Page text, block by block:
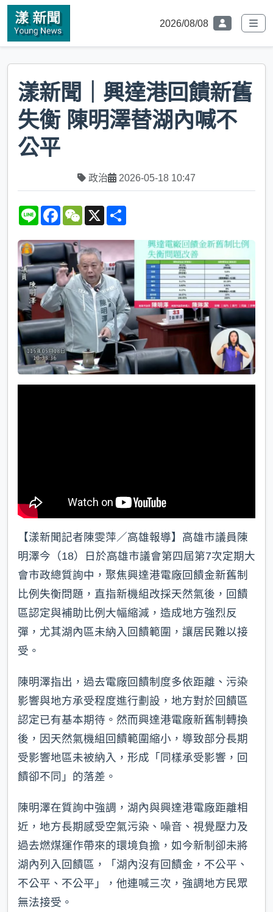
2026/08/08
漾新聞｜興達港回饋新舊
失衡 陳明澤替湖內喊不
公平
政治 2026-05-18 10:47
L
e
F
e
b
o
o
k
W
h
a
t
X
r
e
【漾新聞記者陳雯萍／高雄報導】高雄市議員陳
明澤今（18）日於高雄市議會第四屆第7次定期大
會市政總質詢中，聚焦興達港電廠回饋金新舊制
比例失衡問題，直指新機組改採天然氣後，回饋
區認定與補助比例大幅縮減，造成地方強烈反
彈，尤其湖內區未納入回饋範圍，讓居民難以接
受。
陳明澤指出，過去電廠回饋制度多依距離、污染
影響與地方承受程度進行劃設，地方對於回饋區
認定已有基本期待。然而興達港電廠新舊制轉換
後，因天然氣機組回饋範圍縮小，導致部分長期
受影響地區未被納入，形成「同樣承受影響，回
饋卻不同」的落差。
陳明澤在質詢中強調，湖內與興達港電廠距離相
近，地方長期感受空氣污染、噪音、視覺壓力及
過去燃煤運作帶來的環境負擔，如今新制卻未將
湖內列入回饋區，「湖內沒有回饋金，不公平、
不公平、不公平」，他連喊三次，強調地方民眾
無法接受。